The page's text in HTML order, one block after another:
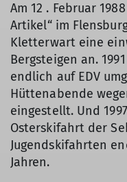
Am 12 . Februar
Artikel“ im
Kletterwart eine
Bergsteigen an.
endlich auf EDV
Hüttenabende
eingestellt. Und
Osterskifahrt der
Jugendskifahrten
Jahren.